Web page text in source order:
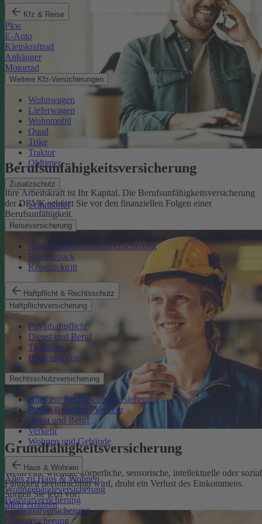
Kfz & Reise
Pkw
E-Auto
Kleinkraftrad
Anhänger
Motorrad
Weitere Kfz-Versicherungen
Wohnwagen
Lieferwagen
Wohnmobil
Quad
Trike
Traktor
Oldtimer
Zusatzschutz
Schutzbrief
Reiseversicherung
Auslandsreisekrankenversicherung
Reisegepäck
Reiserücktritt
Haftpflicht & Rechtsschutz
Haftpflichtversicherung
Privathaftpflicht
Dienst und Beruf
Tierhalter
Haus und Bau
Rechtsschutzversicherung
Alles zur Rechtsschutzversicherung
Privat, Beruf und Verkehr
Privat und Beruf
Verkehr
Wohnen und Gebäude
Haus & Wohnen
Alles zu Haus & Wohnen
Wohngebäudeversicherung
Hausratversicherung
Elementarversicherung
Glasversicherung
Berufsunfähigkeits­versicherung
Ihre Arbeitskraft ist Ihr Kapital. Die Berufsunfähigkeitsversicherung
der DEVK schützt Sie vor den finanziellen Folgen einer
Berufsunfähigkeit.
Mehr erfahren
Grundfähigkeits­versicherung
Wenn eine wichtige körperliche, sensorische, intellektuelle oder
Fähigkeit beeinträchtigt wird, droht ein Verlust des Einkommens.
Sorgen Sie jetzt vor!
Mehr erfahren